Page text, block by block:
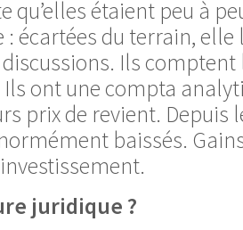
qu’elles étaient peu à
: écartées du terrain, elle
Ils comptent
ont une compta
prix de revient. Depuis
baissés.
juridique ?